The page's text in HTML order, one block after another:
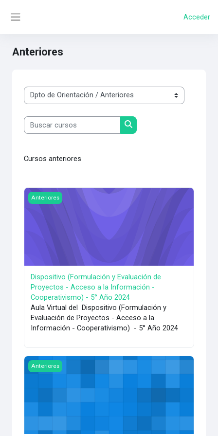
Acceder
Anteriores
Categorías
Buscar cursos
Buscar cursos
Cursos anteriores
Imagen del curso Dispositivo (Formulación y Evaluación
Anteriores
Dispositivo (Formulación y Evaluación de
Proyectos - Acceso a la Información -
Cooperativismo) - 5° Año 2024
Aula Virtual del Dispositivo (Formulación y
Evaluación de Proyectos - Acceso a la
Información - Cooperativismo) - 5° Año 2024
Imagen del curso Formulación y Evaluación de Proyectos
Anteriores